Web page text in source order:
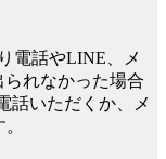
電話やLINE、メ
られなかった場合
話いただくか、メ